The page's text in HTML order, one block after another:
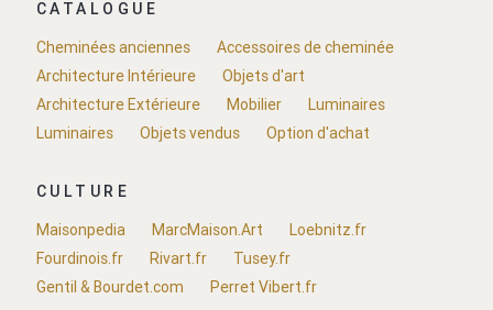
CATALOGUE
Cheminées anciennes
Accessoires de cheminée
Architecture Intérieure
Objets d'art
Architecture Extérieure
Mobilier
Luminaires
Luminaires
Objets vendus Option d'achat
CULTURE
Maisonpedia
MarcMaison.Art
Loebnitz.fr
Fourdinois.fr
Rivart.fr
Tusey.fr
Gentil & Bourdet.com
Perret Vibert.fr